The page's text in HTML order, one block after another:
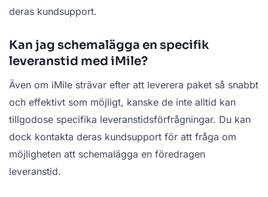
deras kundsupport.
Kan jag schemalägga en specifik
leveranstid med iMile?
Även om iMile strävar efter att leverera paket så snabbt
och effektivt som möjligt, kanske de inte alltid kan
tillgodose specifika leveranstidsförfrågningar. Du kan
dock kontakta deras kundsupport för att fråga om
möjligheten att schemalägga en föredragen
leveranstid.